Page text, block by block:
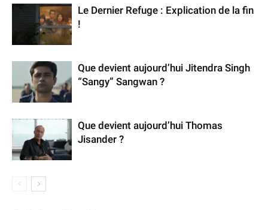
Le Dernier Refuge : Explication de la fin
!
Que devient aujourd’hui Jitendra Singh
“Sangy” Sangwan ?
Que devient aujourd’hui Thomas
Jisander ?